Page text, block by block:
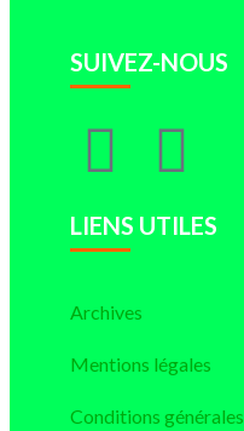
SUIVEZ-NOUS
LIENS UTILES
Archives
Mentions légales
Conditions générales